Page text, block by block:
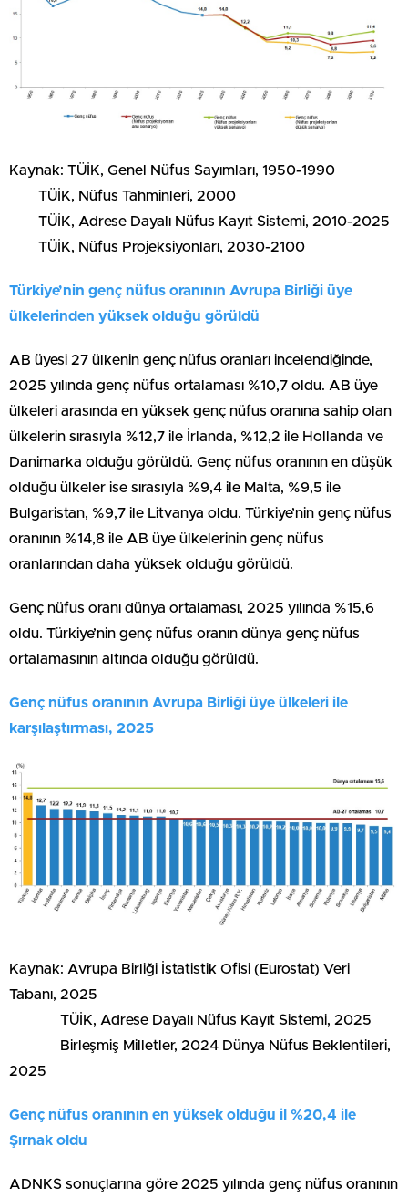
Kaynak: TÜİK, Genel Nüfus Sayımları, 1950-1990
TÜİK, Nüfus Tahminleri, 2000
TÜİK, Adrese Dayalı Nüfus Kayıt Sistemi, 2010-2025
TÜİK, Nüfus Projeksiyonları, 2030-2100
Türkiye’nin genç nüfus oranının Avrupa Birliği üye
ülkelerinden yüksek olduğu görüldü
AB üyesi 27 ülkenin genç nüfus oranları incelendiğinde,
2025 yılında genç nüfus ortalaması %10,7 oldu. AB üye
ülkeleri arasında en yüksek genç nüfus oranına sahip olan
ülkelerin sırasıyla %12,7 ile İrlanda, %12,2 ile Hollanda ve
Danimarka olduğu görüldü. Genç nüfus oranının en düşük
olduğu ülkeler ise sırasıyla %9,4 ile Malta, %9,5 ile
Bulgaristan, %9,7 ile Litvanya oldu. Türkiye’nin genç nüfus
oranının %14,8 ile AB üye ülkelerinin genç nüfus
oranlarından daha yüksek olduğu görüldü.
Genç nüfus oranı dünya ortalaması, 2025 yılında %15,6
oldu. Türkiye’nin genç nüfus oranın dünya genç nüfus
ortalamasının altında olduğu görüldü.
Genç nüfus oranının Avrupa Birliği üye ülkeleri ile
karşılaştırması, 2025
Kaynak: Avrupa Birliği İstatistik Ofisi (Eurostat) Veri
Tabanı, 2025
TÜİK, Adrese Dayalı Nüfus Kayıt Sistemi, 2025
Birleşmiş Milletler, 2024 Dünya Nüfus Beklentileri,
2025
Genç nüfus oranının en yüksek olduğu il %20,4 ile
Şırnak oldu
ADNKS sonuçlarına göre 2025 yılında genç nüfus oranının